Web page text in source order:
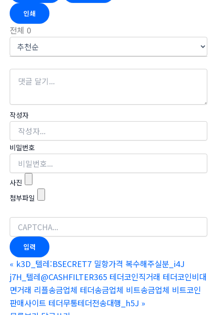
인쇄
전체 0
작성자
비밀번호
사진
첨부파일
« k3D_텔레:BSECRET7 밀항가격 복수해주실분_i4J
j7H_텔레@CASHFILTER365 테더코인직거래 테더코인비대
면거래 리플송금업체 테더송금업체 비트송금업체 비트코인
판매사이트 테더무통테더전송대행_h5J »